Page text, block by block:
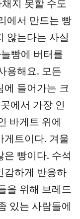
지 못할 수도
에서 만드는 빵
않는다는 사실
빵에 버터를
용해요. 모든
에 들어가는 크
에서 가장 인
바게트 위에
게트이다. 겨울
은 빵이다. 수석
감하게 반응하
을 위해 브레드
있는 사람들에